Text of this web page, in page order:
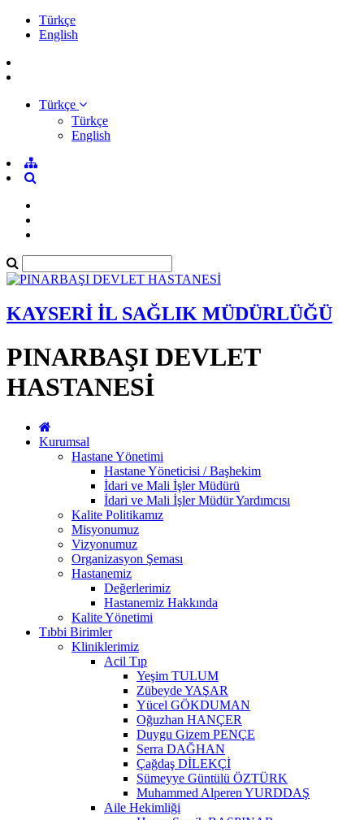
Türkçe
English
Türkçe
Türkçe
English
KAYSERİ İL SAĞLIK MÜDÜRLÜĞÜ
PINARBAŞI DEVLET
HASTANESİ
Kurumsal
Hastane Yönetimi
Hastane Yöneticisi / Başhekim
İdari ve Mali İşler Müdürü
İdari ve Mali İşler Müdür Yardımcısı
Kalite Politikamız
Misyonumuz
Vizyonumuz
Organizasyon Şeması
Hastanemiz
Değerlerimiz
Hastanemiz Hakkında
Kalite Yönetimi
Tıbbi Birimler
Kliniklerimiz
Acil Tıp
Yeşim TULUM
Zübeyde YAŞAR
Yücel GÖKDUMAN
Oğuzhan HANÇER
Duygu Gizem PENÇE
Serra DAĞHAN
Çağdaş DİLEKÇİ
Sümeyye Güntülü ÖZTÜRK
Muhammed Alperen YURDDAŞ
Aile Hekimliği